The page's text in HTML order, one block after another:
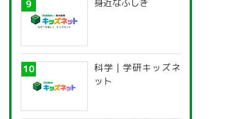
身近なふしぎ
科学 | 学研キッズネ
ット